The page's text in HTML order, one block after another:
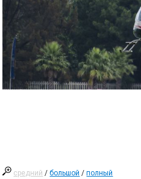
средний /большой /полный